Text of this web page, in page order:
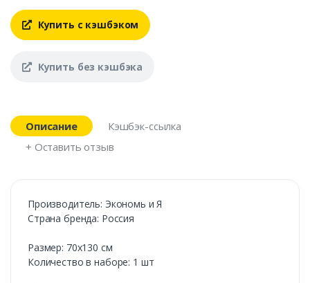
Купить с кэшбэком
Купить без кэшбэка
Описание
Кэшбэк-ссылка
+ Оставить отзыв
Производитель: Экономь и Я
Страна бренда: Россия
Размер: 70х130 см
Количество в наборе: 1 шт